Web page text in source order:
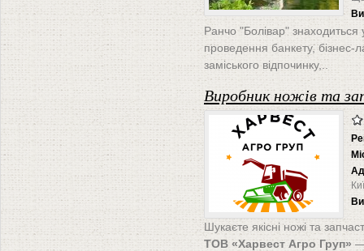
Ранчо "Болівар" знаходиться
проведення банкету, бiзнес-
заміського відпочинку,..
Виробник ножів та
Шукаєте якісні ножі та
ТОВ «Харвест Агро Груп» —